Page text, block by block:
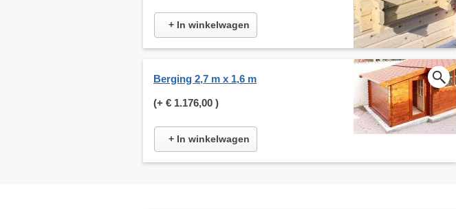
+ In winkelwagen
Berging 2,7 m x 1,6 m
(+ € 1.176,00 )
+ In winkelwagen